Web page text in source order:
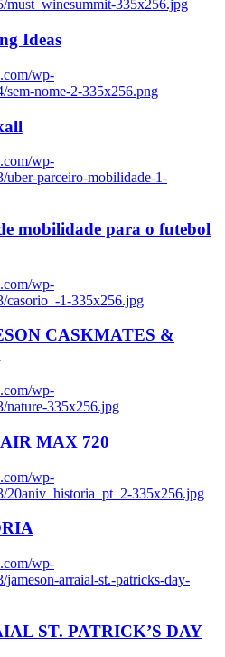
must_winesummit-335x256.jpg
Ideas
wp-
sem-nome-2-335x256.png
wp-
uber-parceiro-mobilidade-1-
mobilidade para o futebol
wp-
casorio_-1-335x256.jpg
CASKMATES &
wp-
nature-335x256.jpg
MAX 720
wp-
20aniv_historia_pt_2-335x256.jpg
wp-
jameson-arraial-st.-patricks-day-
ST. PATRICK’S DAY